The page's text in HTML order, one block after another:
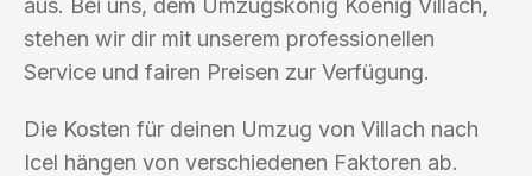
aus. Bei uns, dem Umzugskönig Koenig Villach,
stehen wir dir mit unserem professionellen
Service und fairen Preisen zur Verfügung.
Die Kosten für deinen Umzug von Villach nach
Icel hängen von verschiedenen Faktoren ab.